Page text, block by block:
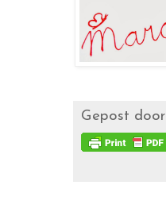
Gepost door